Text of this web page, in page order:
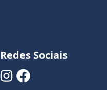
Redes Sociais